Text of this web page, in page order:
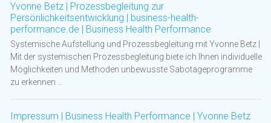
Yvonne Betz | Prozessbegleitung zur
Persönlichkeitsentwicklung | business-health-
performance.de | Business Health Performance
Systemische Aufstellung und Prozessbegleitung mit Yvonne Betz |
Mit der systemischen Prozessbegleitung biete ich Ihnen individuelle
Möglichkeiten und Methoden unbewusste Sabotageprogramme
zu erkennen ...
Impressum | Business Health Performance | Yvonne Betz